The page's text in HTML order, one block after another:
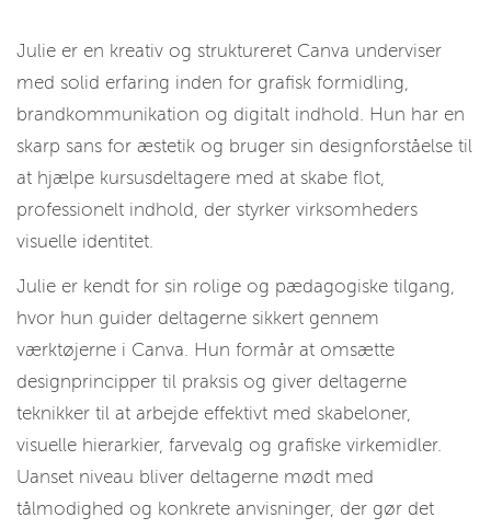
Julie er en kreativ og struktureret Canva underviser
med solid erfaring inden for grafisk formidling,
brandkommunikation og digitalt indhold. Hun har en
skarp sans for æstetik og bruger sin designforståelse til
at hjælpe kursusdeltagere med at skabe flot,
professionelt indhold, der styrker virksomheders
visuelle identitet.
Julie er kendt for sin rolige og pædagogiske tilgang,
hvor hun guider deltagerne sikkert gennem
værktøjerne i Canva. Hun formår at omsætte
designprincipper til praksis og giver deltagerne
teknikker til at arbejde effektivt med skabeloner,
visuelle hierarkier, farvevalg og grafiske virkemidler.
Uanset niveau bliver deltagerne mødt med
tålmodighed og konkrete anvisninger, der gør det